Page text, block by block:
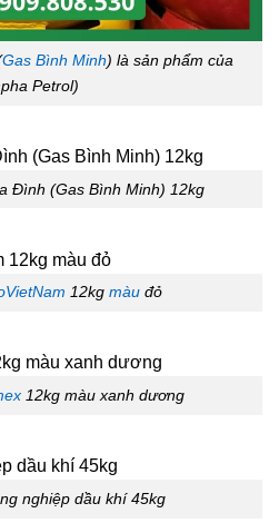
Gas Bình Minh) là sản phẩm của
Petrol)
Đình (Gas Bình Minh) 12kg
12kg màu đỏ
12kg màu xanh dương
nghiệp dầu khí 45kg